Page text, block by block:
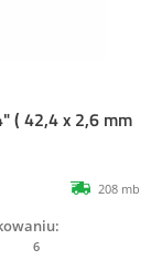
( 42,4 x 2,6 mm
208 mb
6